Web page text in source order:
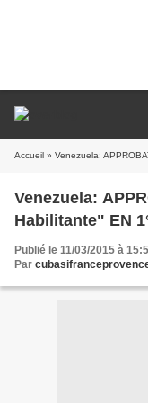
Accueil » Venezuela:
Venezuela:
Habilitante" EN
Publié le 11/03/2015 à
Par